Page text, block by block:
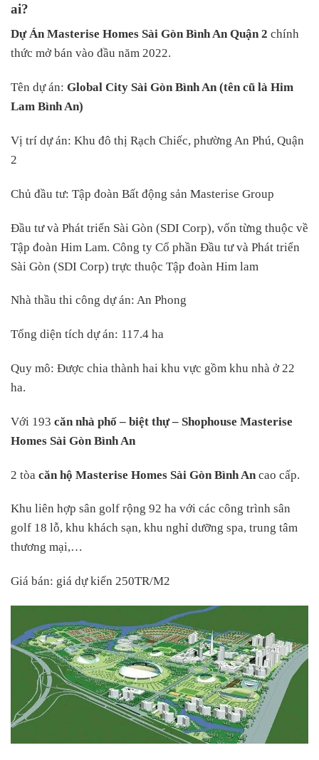
ai?
Dự Án Masterise Homes Sài Gòn Bình An Quận 2 chính
thức mở bán vào đầu năm 2022.
Tên dự án: Global City Sài Gòn Bình An (tên cũ là Him
Lam Bình An)
Vị trí dự án: Khu đô thị Rạch Chiếc, phường An Phú, Quận
2
Chủ đầu tư: Tập đoàn Bất động sản Masterise Group
Đầu tư và Phát triển Sài Gòn (SDI Corp), vốn từng thuộc về
Tập đoàn Him Lam. Công ty Cổ phần Đầu tư và Phát triển
Sài Gòn (SDI Corp) trực thuộc Tập đoàn Him lam
Nhà thầu thi công dự án: An Phong
Tổng diện tích dự án: 117.4 ha
Quy mô: Được chia thành hai khu vực gồm khu nhà ở 22
ha.
Với 193 căn nhà phố – biệt thự – Shophouse Masterise
Homes Sài Gòn Bình An
2 tòa căn hộ Masterise Homes Sài Gòn Bình An cao cấp.
Khu liên hợp sân golf rộng 92 ha với các công trình sân
golf 18 lỗ, khu khách sạn, khu nghỉ dưỡng spa, trung tâm
thương mại,…
Giá bán: giá dự kiến 250TR/M2